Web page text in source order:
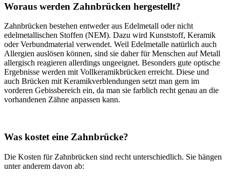
Woraus werden Zahnbrücken hergestellt?
Zahnbrücken bestehen entweder aus Edelmetall oder nicht
edelmetallischen Stoffen (NEM). Dazu wird Kunststoff, Keramik
oder Verbundmaterial verwendet. Weil Edelmetalle natürlich auch
Allergien auslösen können, sind sie daher für Menschen auf Metall
allergisch reagieren allerdings ungeeignet. Besonders gute optische
Ergebnisse werden mit Vollkeramikbrücken erreicht. Diese und
auch Brücken mit Keramikverblendungen setzt man gern im
vorderen Gebissbereich ein, da man sie farblich recht genau an die
vorhandenen Zähne anpassen kann.
Was kostet eine Zahnbrücke?
Die Kosten für Zahnbrücken sind recht unterschiedlich. Sie hängen
unter anderem davon ab: